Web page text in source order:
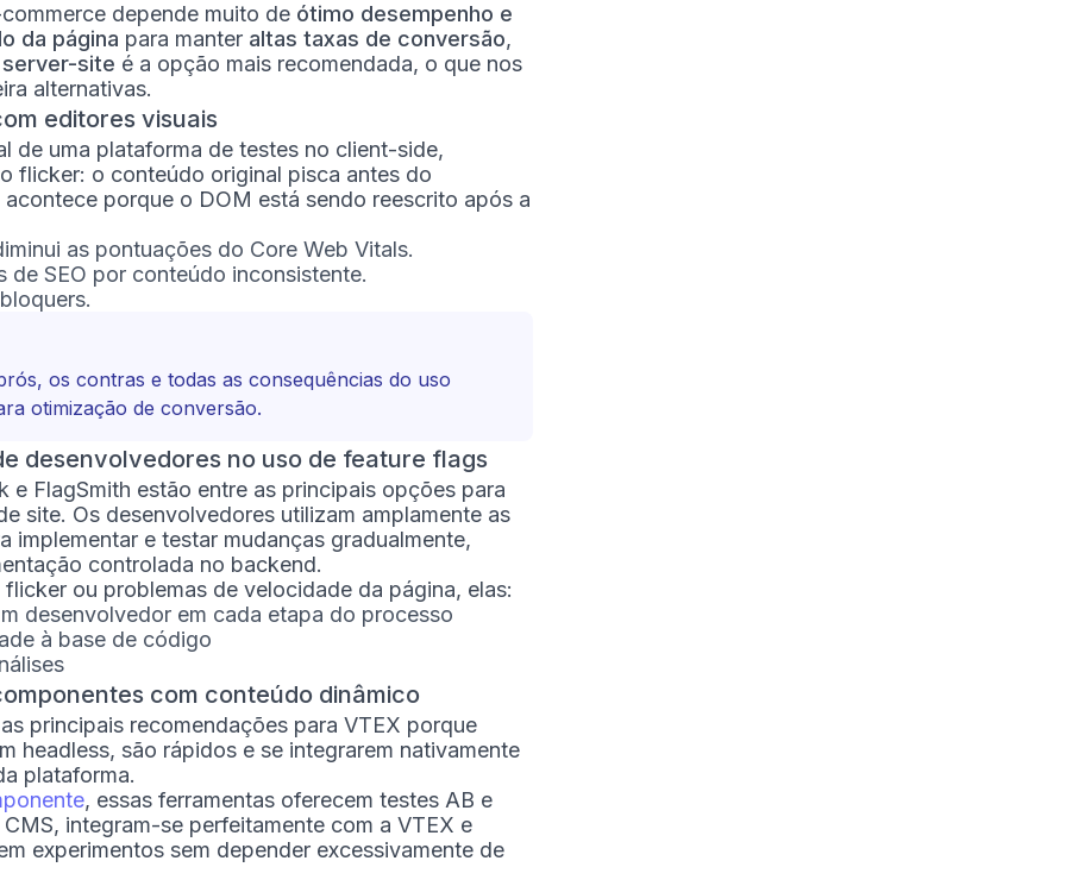
depende muito de ótimo desempenho e
da página para manter altas taxas de conversão,
server-site é a opção mais recomendada, o que nos
alternativas.
editores visuais
de uma plataforma de testes no client-side,
flicker: o conteúdo original pisca antes do
porque o DOM está sendo reescrito após a
as pontuações do Core Web Vitals.
de SEO por conteúdo inconsistente.
os contras e todas as consequências do uso
otimização de conversão.
desenvolvedores no uso de feature flags
e FlagSmith estão entre as principais opções para
site. Os desenvolvedores utilizam amplamente as
implementar e testar mudanças gradualmente,
controlada no backend.
ou problemas de velocidade da página, elas:
desenvolvedor em cada etapa do processo
à base de código
com conteúdo dinâmico
principais recomendações para VTEX porque
headless, são rápidos e se integrarem nativamente
plataforma.
, essas ferramentas oferecem testes AB e
integram-se perfeitamente com a VTEX e
experimentos sem depender excessivamente de